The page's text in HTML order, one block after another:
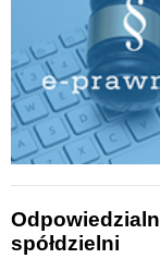
spółdzielni